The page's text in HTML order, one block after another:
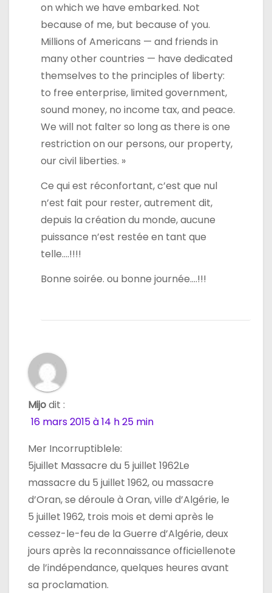
on which we have embarked. Not
because of me, but because of you.
Millions of Americans — and friends in
many other countries — have dedicated
themselves to the principles of liberty:
to free enterprise, limited government,
sound money, no income tax, and peace.
We will not falter so long as there is one
restriction on our persons, our property,
our civil liberties. »
Ce qui est réconfortant, c’est que nul
n’est fait pour rester, autrement dit,
depuis la création du monde, aucune
puissance n’est restée en tant que
telle….!!!!
Bonne soirée. ou bonne journée….!!!
Mijodit :
16 mars 2015 à 14 h 25 min
Mer Incorruptiblele:
5juillet Massacre du 5 juillet 1962Le
massacre du 5 juillet 1962, ou massacre
d’Oran, se déroule à Oran, ville d’Algérie, le
5 juillet 1962, trois mois et demi après le
cessez-le-feu de la Guerre d’Algérie, deux
jours après la reconnaissance officiellenote
de l’indépendance, quelques heures avant
sa proclamation.